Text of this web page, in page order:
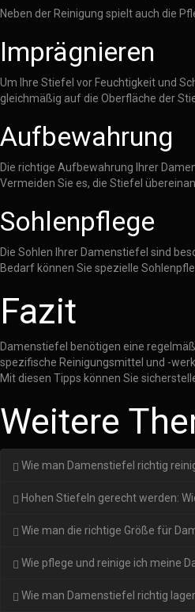
Neben der Reinigung spielt auch die
Imprägnieren
Um Ihre Stiefel vor Feuchtigkeit und
gleichmäßig auf die Oberfläche der
Aufbewahrung
Die richtige Aufbewahrung Ihrer
Vermeiden Sie es, die Stiefel
Sohlenpflege
Die Sohlen Ihrer Damenstiefel sind
Bedarf können Sie spezielle
Fazit
Damenstiefel benötigen eine
spezifische Reinigungsmittel und -
Mit diesen Tipps können Sie
Weitere
Wie man Damenstiefel richtig
Hohen Stiefeln gerecht werden:
Wie man die richtige Größe für
Wie pflege und reinige ich meine
Wie man Damenstiefel richtig